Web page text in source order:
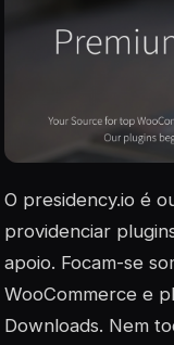
O presidency.io é
providenciar
apoio. Focam-se
WooCommerce e
Downloads. Nem